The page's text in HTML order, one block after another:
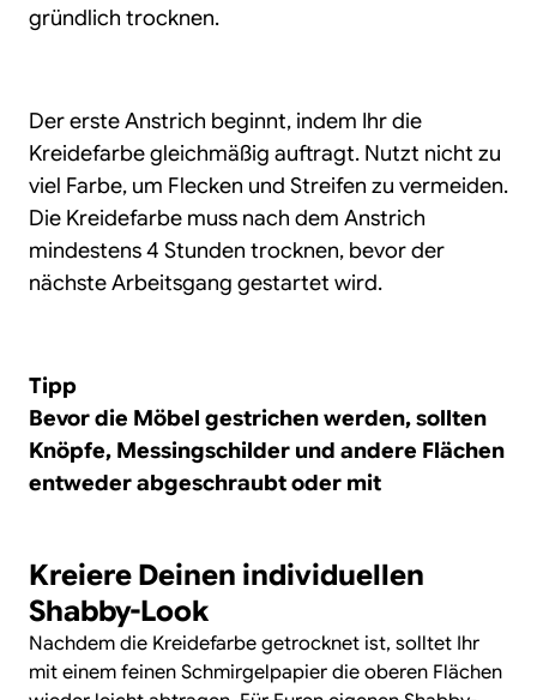
gründlich trocknen.
Der erste Anstrich beginnt, indem Ihr die
Kreidefarbe gleichmäßig auftragt. Nutzt nicht zu
viel Farbe, um Flecken und Streifen zu vermeiden.
Die Kreidefarbe muss nach dem Anstrich
mindestens 4 Stunden trocknen, bevor der
nächste Arbeitsgang gestartet wird.
Tipp
Bevor die Möbel gestrichen werden, sollten
Knöpfe, Messingschilder und andere Flächen
entweder abgeschraubt oder mit
Kreiere Deinen individuellen
Shabby-Look
Nachdem die Kreidefarbe getrocknet ist, solltet Ihr
mit einem feinen Schmirgelpapier die oberen Flächen